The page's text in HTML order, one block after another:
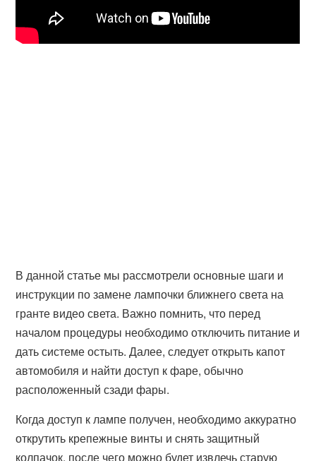
В данной статье мы рассмотрели основные шаги и
инструкции по замене лампочки ближнего света на
гранте видео света. Важно помнить, что перед
началом процедуры необходимо отключить питание и
дать системе остыть. Далее, следует открыть капот
автомобиля и найти доступ к фаре, обычно
расположенный сзади фары.
Когда доступ к лампе получен, необходимо аккуратно
открутить крепежные винты и снять защитный
колпачок, после чего можно будет извлечь старую